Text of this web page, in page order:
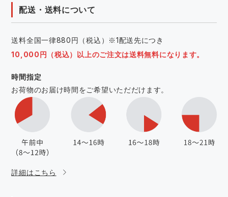
配送・送料について
送料全国一律880円（税込）※1配送先につき
10,000円（税込）以上のご注文は送料無料になります。
時間指定
お荷物のお届け時間をご希望いただだけます。
詳細はこちら